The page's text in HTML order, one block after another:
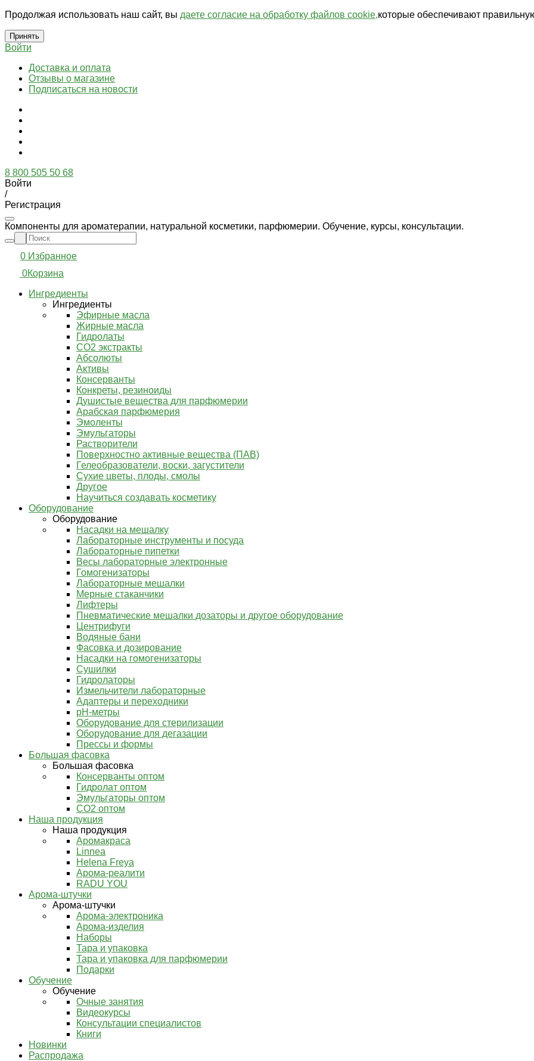
Продолжая использовать наш сайт, вы даете согласие на обработку файлов cookie,которые обеспечивают
Принять
Войти
Доставка и оплата
Отзывы о магазине
Подписаться на новости
8 800 505 50 68
Войти
/
Регистрация
Компоненты для ароматерапии, натуральной косметики, парфюмерии. Обучение, курсы, консультации.
0 Избранное
0Корзина
Ингредиенты
Ингредиенты
Эфирные масла
Жирные масла
Гидролаты
СО2 экстракты
Абсолюты
Активы
Консерванты
Конкреты, резиноиды
Душистые вещества для парфюмерии
Арабская парфюмерия
Эмоленты
Эмульгаторы
Растворители
Поверхностно активные вещества (ПАВ)
Гелеобразователи, воски, загустители
Сухие цветы, плоды, смолы
Другое
Научиться создавать косметику
Оборудование
Оборудование
Насадки на мешалку
Лабораторные инструменты и посуда
Лабораторные пипетки
Весы лабораторные электронные
Гомогенизаторы
Лабораторные мешалки
Мерные стаканчики
Лифтеры
Пневматические мешалки дозаторы и другое оборудование
Центрифуги
Водяные бани
Фасовка и дозирование
Насадки на гомогенизаторы
Сушилки
Гидролаторы
Измельчители лабораторные
Адаптеры и переходники
pH-метры
Оборудование для стерилизации
Оборудование для дегазации
Прессы и формы
Большая фасовка
Большая фасовка
Консерванты оптом
Гидролат оптом
Эмульгаторы оптом
СО2 оптом
Наша продукция
Наша продукция
Аромакраса
Linnea
Helena Freya
Арома-реалити
RADU YOU
Арома-штучки
Арома-штучки
Арома-электроника
Арома-изделия
Наборы
Тара и упаковка
Тара и упаковка для парфюмерии
Подарки
Обучение
Обучение
Очные занятия
Видеокурсы
Консультации специалистов
Книги
Новинки
Распродажа